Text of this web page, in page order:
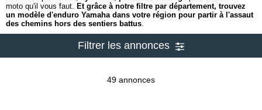
moto qu'il vous faut. Et grâce à notre filtre par département, trouvez
un modèle d'enduro Yamaha dans votre région pour partir à l'assaut
des chemins hors des sentiers battus.
Filtrer les annonces
49 annonces